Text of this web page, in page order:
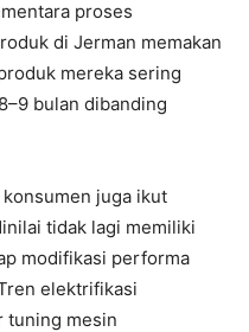
proses
di Jerman memakan
mereka sering
bulan dibanding
juga ikut
tidak lagi memiliki
modifikasi performa
elektrifikasi
tuning mesin